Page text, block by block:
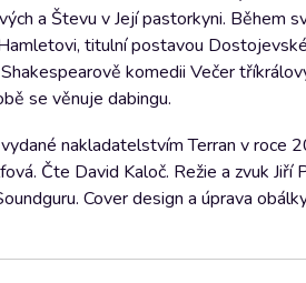
a Števu v Její pastorkyni. Během
titulní postavou
komedii Večer
se věnuje dabingu.
nakladatelstvím Terran v roce
Čte David Kaloč. Režie a zvuk Jiří
Cover design a úprava